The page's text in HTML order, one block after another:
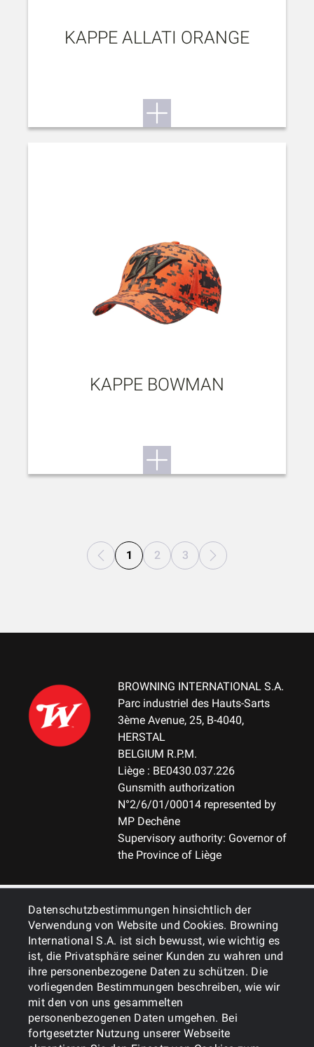
Datenschutzbestimmungen hinsichtlich der
Verwendung von Website und Cookies. Browning
International S.A. ist sich bewusst, wie wichtig es
ist, die Privatsphäre seiner Kunden zu wahren und
ihre personenbezogene Daten zu schützen. Die
vorliegenden Bestimmungen beschreiben, wie wir
mit den von uns gesammelten
personenbezogenen Daten umgehen. Bei
fortgesetzter Nutzung unserer Webseite
KAPPE ALLATI ORANGE
KAPPE BOWMAN
1 2 3
BROWNING INTERNATIONAL S.A.
Parc industriel des Hauts-Sarts
3ème Avenue, 25, B-4040,
HERSTAL
BELGIUM R.P.M.
Liège : BE0430.037.226
Gunsmith authorization
N°2/6/01/00014 represented by
MP Dechêne
Supervisory authority: Governor of
the Province of Liège
ALLGEMEINES
DIENSTLEISTUNGEN